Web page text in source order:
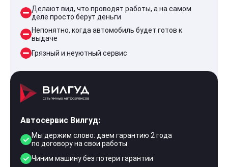
Делают вид, что проводят работы, а на самом
деле просто берут деньги
Непонятно, когда автомобиль будет готов к
выдаче
Грязный и неуютный сервис
Автосервис Вилгуд:
Мы держим слово: даем гарантию 2 года
по договору на свои работы
Чиним машину без потери гарантии